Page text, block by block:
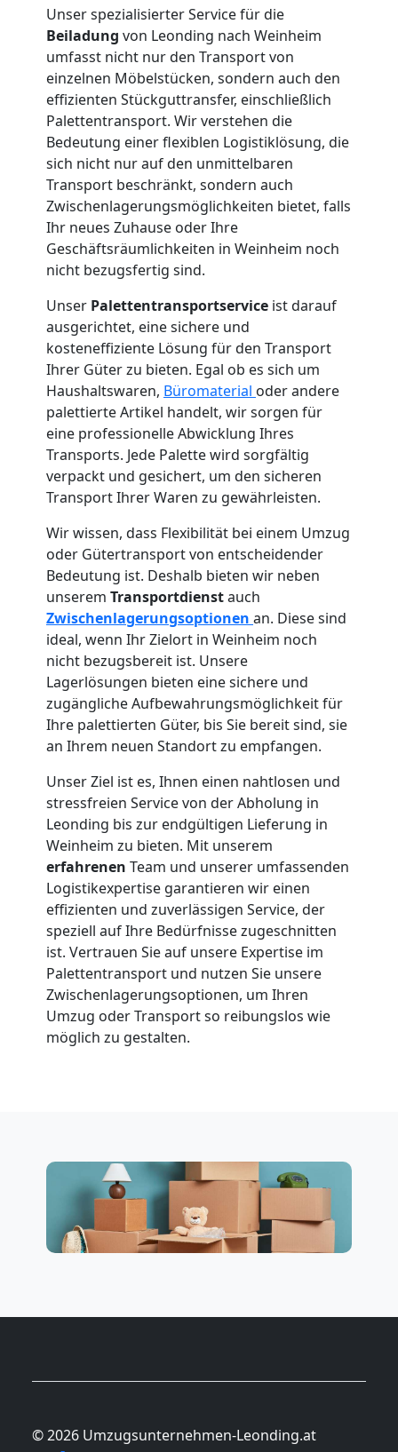
Unser spezialisierter Service für die
Beiladung von Leonding nach Weinheim
umfasst nicht nur den Transport von
einzelnen Möbelstücken, sondern auch den
effizienten Stückguttransfer, einschließlich
Palettentransport. Wir verstehen die
Bedeutung einer flexiblen Logistiklösung, die
sich nicht nur auf den unmittelbaren
Transport beschränkt, sondern auch
Zwischenlagerungsmöglichkeiten bietet, falls
Ihr neues Zuhause oder Ihre
Geschäftsräumlichkeiten in Weinheim noch
nicht bezugsfertig sind.
Unser Palettentransportservice ist darauf
ausgerichtet, eine sichere und
kosteneffiziente Lösung für den Transport
Ihrer Güter zu bieten. Egal ob es sich um
Haushaltswaren, Büromaterial oder andere
palettierte Artikel handelt, wir sorgen für
eine professionelle Abwicklung Ihres
Transports. Jede Palette wird sorgfältig
verpackt und gesichert, um den sicheren
Transport Ihrer Waren zu gewährleisten.
Wir wissen, dass Flexibilität bei einem Umzug
oder Gütertransport von entscheidender
Bedeutung ist. Deshalb bieten wir neben
unserem Transportdienstauch
Zwischenlagerungsoptionen an. Diese sind
ideal, wenn Ihr Zielort in Weinheim noch
nicht bezugsbereit ist. Unsere
Lagerlösungen bieten eine sichere und
zugängliche Aufbewahrungsmöglichkeit für
Ihre palettierten Güter, bis Sie bereit sind, sie
an Ihrem neuen Standort zu empfangen.
Unser Ziel ist es, Ihnen einen nahtlosen und
stressfreien Service von der Abholung in
Leonding bis zur endgültigen Lieferung in
Weinheim zu bieten. Mit unserem
erfahrenen Team und unserer umfassenden
Logistikexpertise garantieren wir einen
effizienten und zuverlässigen Service, der
speziell auf Ihre Bedürfnisse zugeschnitten
ist. Vertrauen Sie auf unsere Expertise im
Palettentransport und nutzen Sie unsere
Zwischenlagerungsoptionen, um Ihren
Umzug oder Transport so reibungslos wie
möglich zu gestalten.
© 2026 Umzugsunternehmen-Leonding.at
Umzug
Nationaler
Umzug